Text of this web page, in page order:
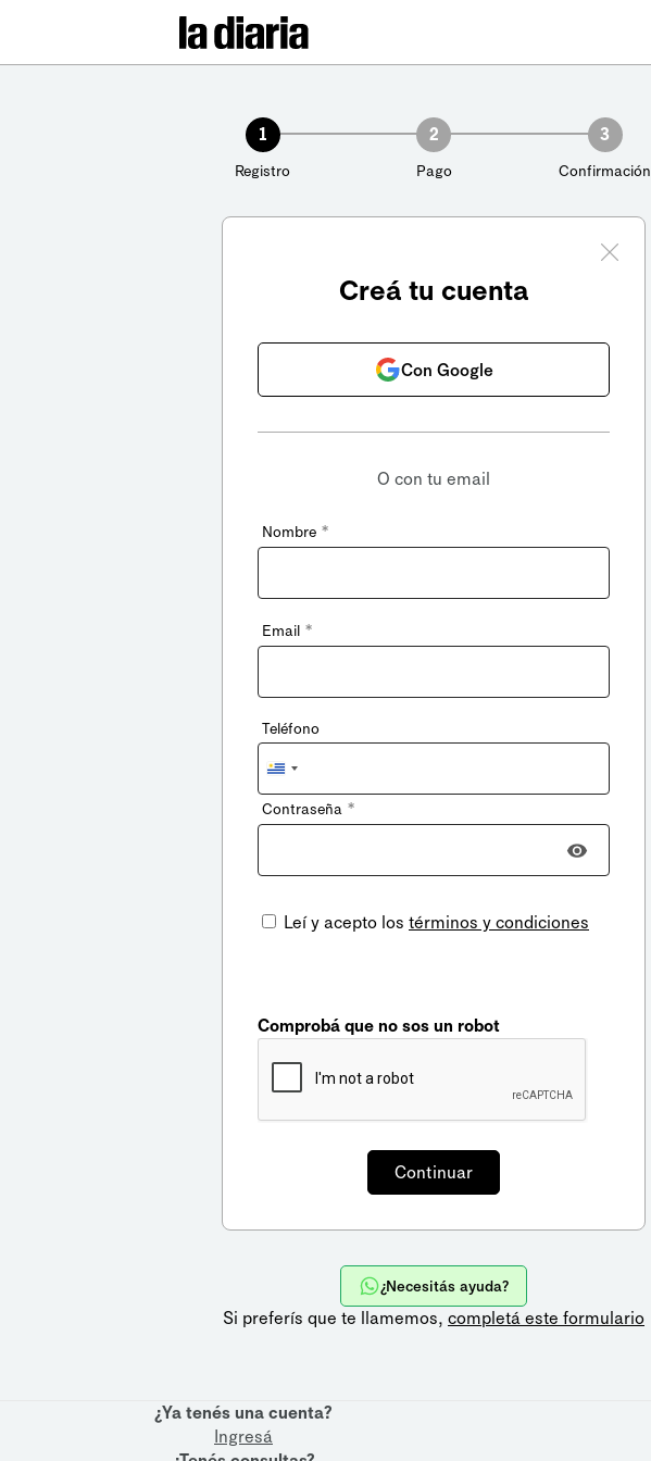
1
Registro
2
Pago
3
Confirmación
Creá tu cuenta
Con Google
O con tu email
Nombre *
Email *
Teléfono
Uruguay
+598
Contraseña *
Leí y acepto los términos y condiciones
Comprobá que no sos un robot
¿Necesitás ayuda?
Si preferís que te llamemos, completá este formulario
¿Ya tenés una cuenta?
Ingresá